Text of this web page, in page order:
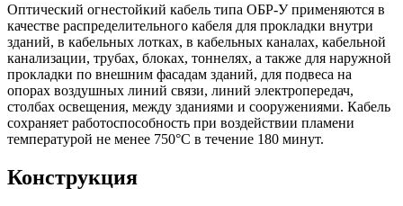
Оптический огнестойкий кабель типа ОБР-У применяются в
качестве распределительного кабеля для прокладки внутри
зданий, в кабельных лотках, в кабельных каналах, кабельной
канализации, трубах, блоках, тоннелях, а также для наружной
прокладки по внешним фасадам зданий, для подвеса на
опорах воздушных линий связи, линий электропередач,
столбах освещения, между зданиями и сооружениями. Кабель
сохраняет работоспособность при воздействии пламени
температурой не менее 750°C в течение 180 минут.
Конструкция